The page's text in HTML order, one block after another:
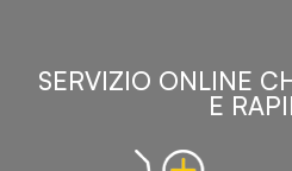
SERVIZIO ONLINE
E